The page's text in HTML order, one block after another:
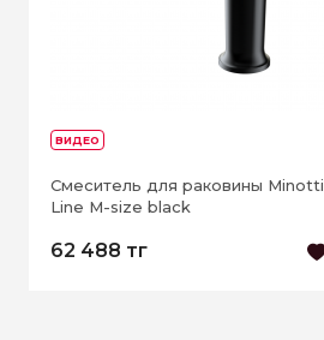
ВИДЕО
Смеситель для раковины Minotti
Line M-size black
62 488 тг